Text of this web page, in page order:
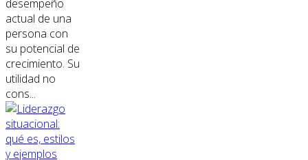
desempeño
actual de una
persona con
su potencial de
crecimiento. Su
utilidad no
cons...